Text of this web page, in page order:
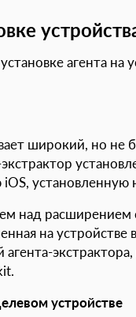
агента на
широкий, но не
установленную
над расширением
на
устройстве